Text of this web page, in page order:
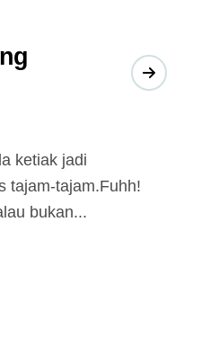
tajam-tajam.Fuhh!
bukan...